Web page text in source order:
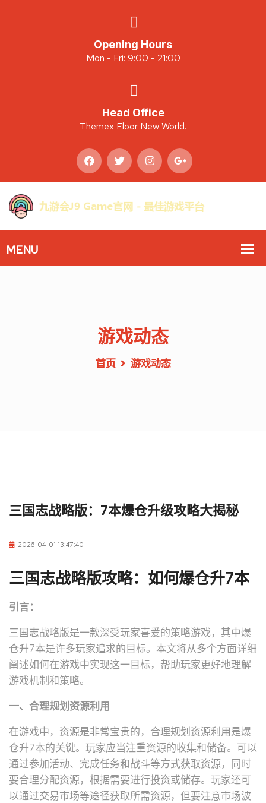
Opening Hours
Mon - Fri: 9:00 - 21:00
Head Office
Themex Floor New World.
游戏动态
首页 游戏动态
三国志战略版：7本爆仓升级攻略大揭秘
2026-04-01 13:47:40
三国志战略版攻略：如何爆仓升7本
引言：
三国志战略版是一款深受玩家喜爱的策略游戏，其中爆
仓升7本是许多玩家追求的目标。本文将从多个方面详细
阐述如何在游戏中实现这一目标，帮助玩家更好地理解
游戏机制和策略。
一、合理规划资源利用
在游戏中，资源是非常宝贵的，合理规划资源利用是爆
仓升7本的关键。玩家应当注重资源的收集和储备。可以
通过参加活动、完成任务和战斗等方式获取资源，同时
要合理分配资源，根据需要进行投资或储存。玩家还可
以通过交易市场等途径获取所需资源，但要注意市场波